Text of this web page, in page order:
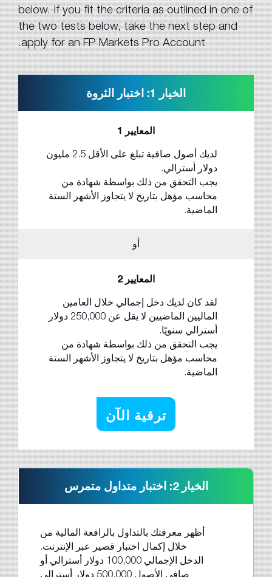
below. If you fit the criteria as outlined in one of
the two tests below, take the next step and
apply for an FP Markets Pro Account.
الخيار 1: اختبار الثروة
المعايير 1
لديك أصول صافية تبلغ على الأقل 2.5 مليون
دولار أسترالي.
يجب التحقق من ذلك بواسطة شهادة من
محاسب مؤهل بتاريخ لا يتجاوز الأشهر الستة
الماضية.
أو
المعايير 2
لقد كان لديك دخل إجمالي خلال العامين
الماليين الماضيين لا يقل عن 250,000 دولار
أسترالي سنويًا.
يجب التحقق من ذلك بواسطة شهادة من
محاسب مؤهل بتاريخ لا يتجاوز الأشهر الستة
الماضية.
ترقية الآن
الخيار 2: اختبار متداول متمرس
أظهر معرفتك بالتداول بالرافعة المالية من
خلال إكمال اختبار قصير عبر الإنترنت.
الدخل الإجمالي 100,000 دولار أسترالي أو
صافي الأصول 500,000 دولار أسترالي